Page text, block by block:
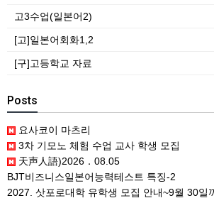
고3수업(일본어2)
[고]일본어회화1,2
[구]고등학교 자료
Posts
요사코이 마츠리
3차 기모노 체험 수업 교사 학생 모집
天声人語)2026．08.05
BJT비즈니스일본어능력테스트 특징-2
2027. 삿포로대학 유학생 모집 안내~9월 30일